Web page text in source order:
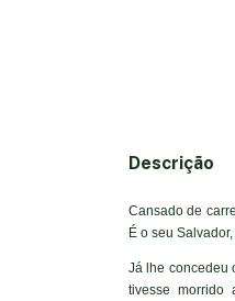
Descrição
Cansado de
É o seu
Já lhe concedeu
tivesse morrido